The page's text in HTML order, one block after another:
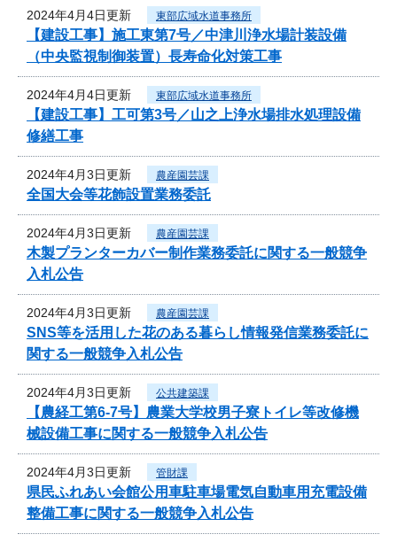
2024年4月4日更新 東部広域水道事務所
【建設工事】施工東第7号／中津川浄水場計装設備
（中央監視制御装置）長寿命化対策工事
2024年4月4日更新 東部広域水道事務所
【建設工事】工可第3号／山之上浄水場排水処理設備
修繕工事
2024年4月3日更新 農産園芸課
全国大会等花飾設置業務委託
2024年4月3日更新 農産園芸課
木製プランターカバー制作業務委託に関する一般競争
入札公告
2024年4月3日更新 農産園芸課
SNS等を活用した花のある暮らし情報発信業務委託に
関する一般競争入札公告
2024年4月3日更新 公共建築課
【農経工第6-7号】農業大学校男子寮トイレ等改修機
械設備工事に関する一般競争入札公告
2024年4月3日更新 管財課
県民ふれあい会館公用車駐車場電気自動車用充電設備
整備工事に関する一般競争入札公告